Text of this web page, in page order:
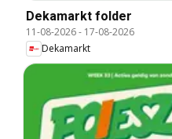
Dekamarkt folder
11-08-2026- 17-08-2026
Dekamarkt